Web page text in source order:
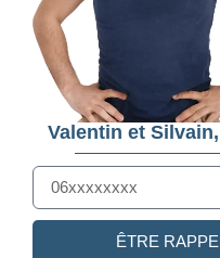
Valentin et
ÊTRE